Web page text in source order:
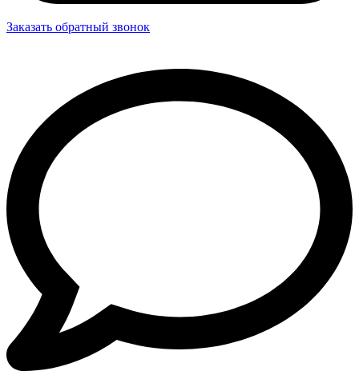
Заказать обратный звонок